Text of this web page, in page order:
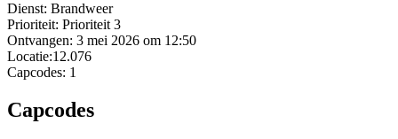
Dienst: Brandweer
Prioriteit: Prioriteit 3
Ontvangen: 3 mei 2026 om 12:50
Locatie:12.076
Capcodes: 1
Capcodes